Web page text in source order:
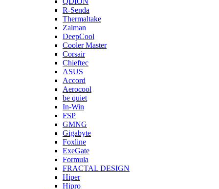
R-Senda
Thermaltake
Zalman
DeepCool
Cooler Master
Corsair
Chieftec
ASUS
Accord
Aerocool
be quiet
In-Win
FSP
GMNG
Gigabyte
Foxline
ExeGate
Formula
FRACTAL DESIGN
Hiper
Hipro